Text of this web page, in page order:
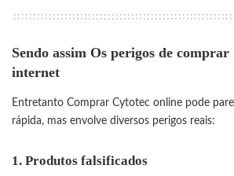
Sendo assim Os perigos de
internet
Entretanto Comprar Cytotec online pode
rápida, mas envolve diversos perigos reais:
1. Produtos falsificados